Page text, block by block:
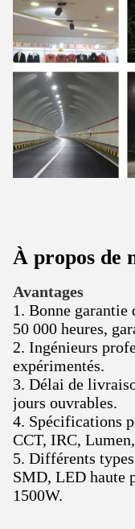
À propos de
Avantages
1. Bonne garantie
50 000 heures,
2. Ingénieurs
expérimentés.
3. Délai de
jours ouvrables.
4. Spécifications
CCT, IRC,
5. Différents
SMD, LED haute
1500W.